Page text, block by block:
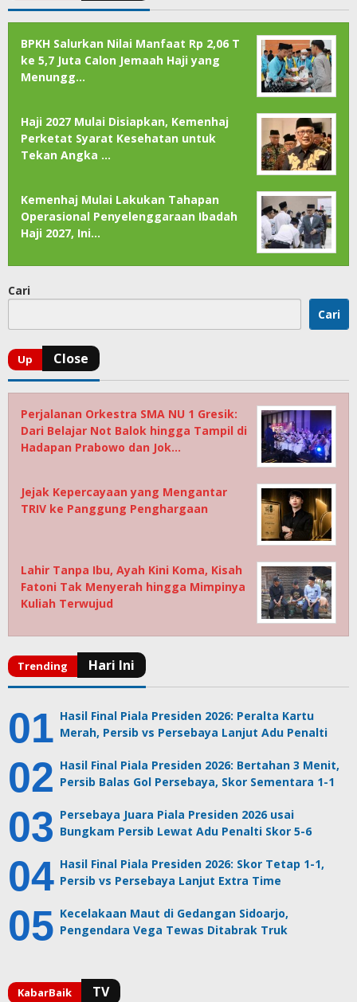
BPKH Salurkan Nilai Manfaat Rp 2,06 T
ke 5,7 Juta Calon Jemaah Haji yang
Menungg…
Haji 2027 Mulai Disiapkan, Kemenhaj
Perketat Syarat Kesehatan untuk
Tekan Angka …
Kemenhaj Mulai Lakukan Tahapan
Operasional Penyelenggaraan Ibadah
Haji 2027, Ini…
Cari
Cari
Perjalanan Orkestra SMA NU 1 Gresik:
Dari Belajar Not Balok hingga Tampil di
Hadapan Prabowo dan Jok…
Jejak Kepercayaan yang Mengantar
TRIV ke Panggung Penghargaan
Lahir Tanpa Ibu, Ayah Kini Koma, Kisah
Fatoni Tak Menyerah hingga Mimpinya
Kuliah Terwujud
Hasil Final Piala Presiden 2026: Peralta Kartu
Merah, Persib vs Persebaya Lanjut Adu Penalti
Hasil Final Piala Presiden 2026: Bertahan 3 Menit,
Persib Balas Gol Persebaya, Skor Sementara 1-1
Persebaya Juara Piala Presiden 2026 usai
Bungkam Persib Lewat Adu Penalti Skor 5-6
Hasil Final Piala Presiden 2026: Skor Tetap 1-1,
Persib vs Persebaya Lanjut Extra Time
Kecelakaan Maut di Gedangan Sidoarjo,
Pengendara Vega Tewas Ditabrak Truk